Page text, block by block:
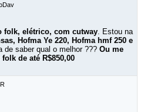
folk, elétrico, com cutway. Estou na
Hofma Ye 220, Hofma hmf 250 e
de saber qual o melhor ??? Ou me
de até R$850,00